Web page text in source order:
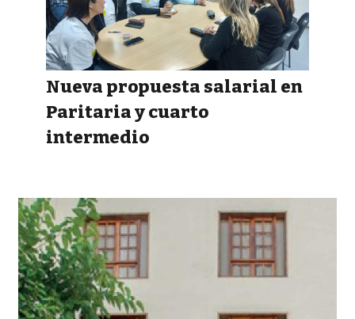
Nueva propuesta salarial en
Paritaria y cuarto
intermedio